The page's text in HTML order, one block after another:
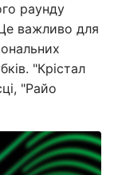
раунду
важливо для
"Крістал
"Райо